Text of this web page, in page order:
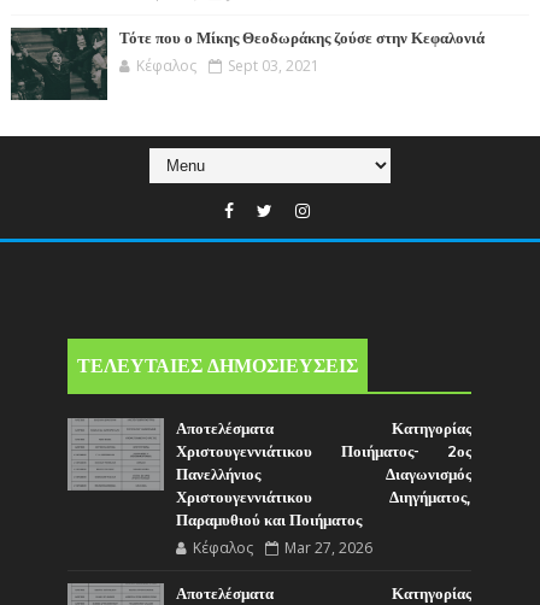
Τότε που ο Μίκης Θεοδωράκης ζούσε στην Κεφαλονιά
Κέφαλος Sept 03, 2021
ΤΕΛΕΥΤΑΙΕΣ ΔΗΜΟΣΙΕΥΣΕΙΣ
Αποτελέσματα Κατηγορίας
Χριστουγεννιάτικου Ποιήματος- 2ος
Πανελλήνιος Διαγωνισμός
Χριστουγεννιάτικου Διηγήματος,
Παραμυθιού και Ποιήματος
Κέφαλος Mar 27, 2026
Αποτελέσματα Κατηγορίας